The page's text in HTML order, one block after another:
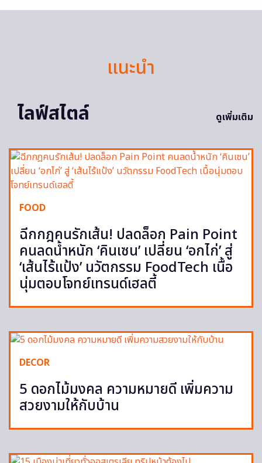
แนะนำ
ไลฟ์สไตล์
ดูเพิ่มเติม
FOOD
ฉีกกฎคนรักเส้น! ปลดล็อก Pain Point
คนลดน้ำหนัก ‘คินเซน’ เปลี่ยน ‘อกไก่’ สู่
‘เส้นไร้แป้ง’ นวัตกรรม FoodTech เนื้อ
นุ่มตอบโจทย์เทรนด์เฮลตี้
DECOR
5 ดอกไม้มงคล ความหมายดี เพิ่มความ
สวยงามให้กับบ้าน